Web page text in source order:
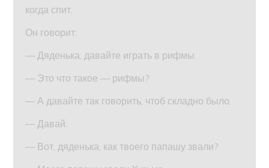
когда спит.
Он говорит:
— Дяденька, давайте играть в рифмы.
— Это что такое — рифмы?
— А давайте так говорить, чтоб складно было.
— Давай.
— Вот, дяденька, как твоего папашу звали?